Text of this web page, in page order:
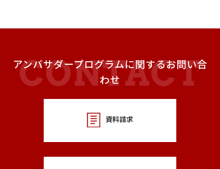
アンバサダープログラムに関するお問い合
わせ
資料請求